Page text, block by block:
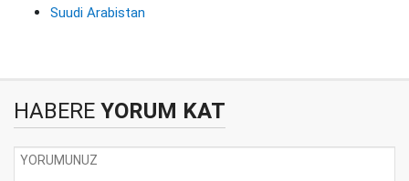
Suudi Arabistan
HABERE YORUM KAT